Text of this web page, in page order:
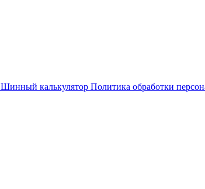
Шинный калькулятор Политика обработки